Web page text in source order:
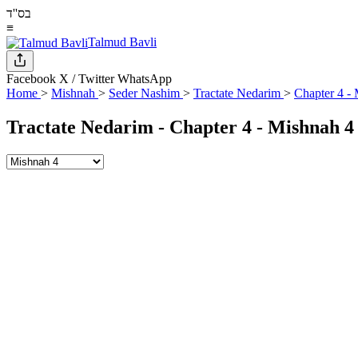
בס''ד
≡
Talmud Bavli
Facebook X / TwitterWhatsApp
Home > Mishnah > Seder Nashim > Tractate Nedarim > Chapter 4 -
Tractate Nedarim - Chapter 4 - Mishnah 4